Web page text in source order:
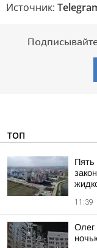
Источник:
ТОП
Пять
11:39
Олег